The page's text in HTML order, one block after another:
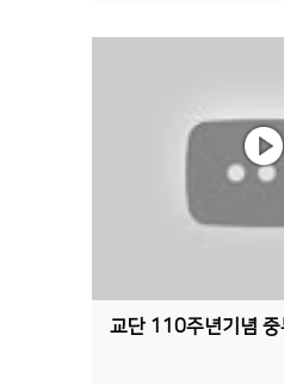
교단 110주년기념 중